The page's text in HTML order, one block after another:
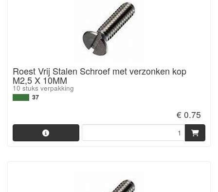
Roest Vrij Stalen Schroef met verzonken kop
M2,5 X 10MM
10 stuks verpakking
37
€ 0.75